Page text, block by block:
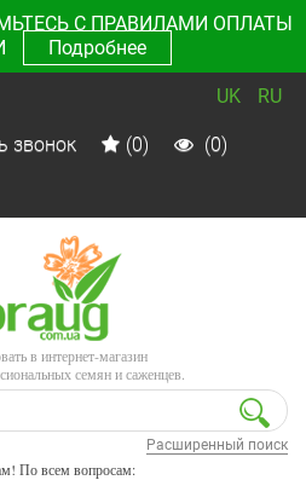
С ПРАВИЛАМИ ОПЛАТЫ
Подробнее
UK RU
звонок (0) (0)
в интернет-магазин
семян и саженцев.
Расширенный поиск
По всем вопросам: